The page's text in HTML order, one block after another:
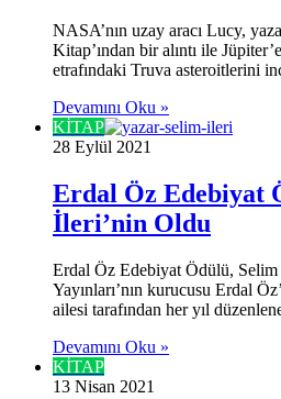
NASA’nın uzay aracı Lucy,
Kitap’ından bir alıntı ile
etrafındaki Truva asteroitlerini
Devamını Oku »
KİTAP
28 Eylül 2021
Erdal Öz Edebiyat
İleri’nin Oldu
Erdal Öz Edebiyat Ödülü,
Yayınları’nın kurucusu Erdal
ailesi tarafından her yıl
Devamını Oku »
KİTAP
13 Nisan 2021